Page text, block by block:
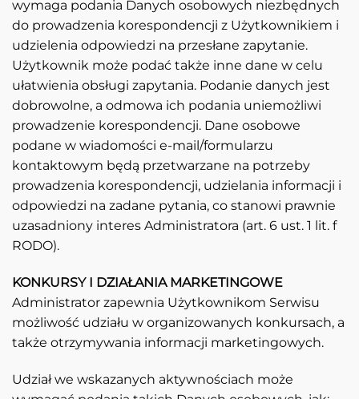
wymaga podania Danych osobowych niezbędnych
do prowadzenia korespondencji z Użytkownikiem i
udzielenia odpowiedzi na przesłane zapytanie.
Użytkownik może podać także inne dane w celu
ułatwienia obsługi zapytania. Podanie danych jest
dobrowolne, a odmowa ich podania uniemożliwi
prowadzenie korespondencji. Dane osobowe
podane w wiadomości e-mail/formularzu
kontaktowym będą przetwarzane na potrzeby
prowadzenia korespondencji, udzielania informacji i
odpowiedzi na zadane pytania, co stanowi prawnie
uzasadniony interes Administratora (art. 6 ust. 1 lit. f
RODO).
KONKURSY I DZIAŁANIA MARKETINGOWE
Administrator zapewnia Użytkownikom Serwisu
możliwość udziału w organizowanych konkursach, a
także otrzymywania informacji marketingowych.
Udział we wskazanych aktywnościach może